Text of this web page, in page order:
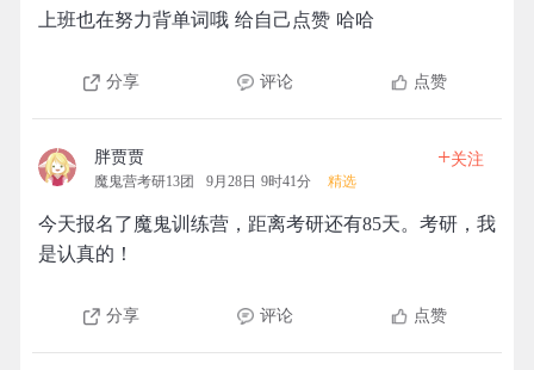
上班也在努力背单词哦 给自己点赞 哈哈
分享 评论 点赞
胖贾贾
魔鬼营考研13团 9月28日 9时41分 精选
+关注
今天报名了魔鬼训练营，距离考研还有85天。考研，我
是认真的！
分享 评论 点赞